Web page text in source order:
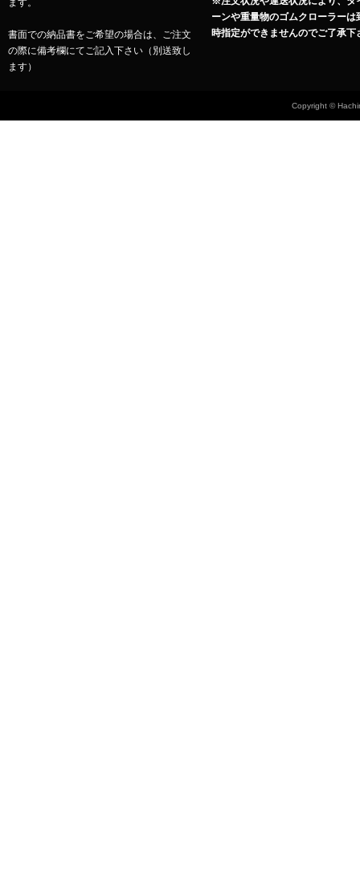
ます。
書面での納品書をご希望の場合は、ご注文
の際に備考欄にてご記入下さい（別送致し
ます）
ーンや重量物のゴムクローラーは
時指定ができませんのでご了承下
Copyright ©